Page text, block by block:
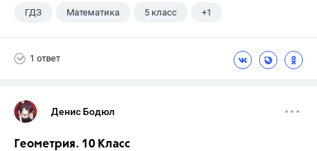
ГДЗ Математика 5 класс +1
1 ответ
Денис Бодюл
Геометрия. 10 Класс